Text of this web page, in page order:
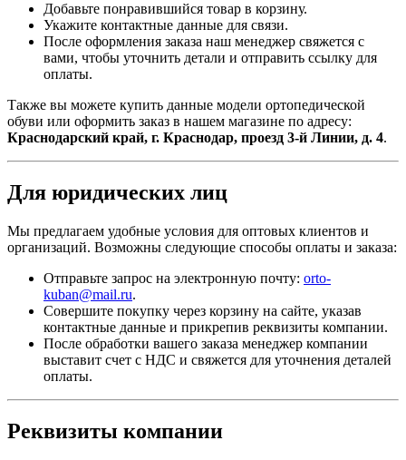
Добавьте понравившийся товар в корзину.
Укажите контактные данные для связи.
После оформления заказа наш менеджер свяжется с
вами, чтобы уточнить детали и отправить ссылку для
оплаты.
Также вы можете купить данные модели ортопедической
обуви или оформить заказ в нашем магазине по адресу:
Краснодарский край, г. Краснодар, проезд 3-й Линии, д. 4.
Для юридических лиц
Мы предлагаем удобные условия для оптовых клиентов и
организаций. Возможны следующие способы оплаты и заказа:
Отправьте запрос на электронную почту: orto-
kuban@mail.ru.
Совершите покупку через корзину на сайте, указав
контактные данные и прикрепив реквизиты компании.
После обработки вашего заказа менеджер компании
выставит счет с НДС и свяжется для уточнения деталей
оплаты.
Реквизиты компании